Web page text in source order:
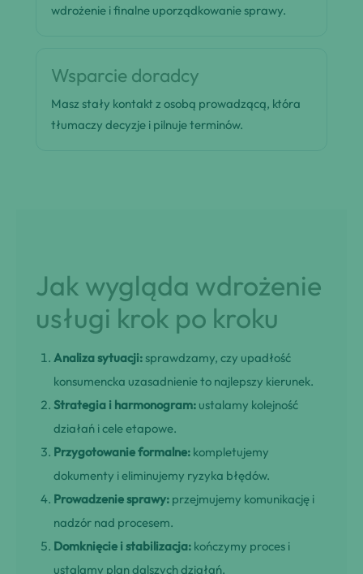
wdrożenie i finalne uporządkowanie sprawy.
Wsparcie doradcy
Masz stały kontakt z osobą prowadzącą, która
tłumaczy decyzje i pilnuje terminów.
Jak wygląda wdrożenie
usługi krok po kroku
Analiza sytuacji: sprawdzamy, czy upadłość
konsumencka uzasadnienie to najlepszy kierunek.
Strategia i harmonogram: ustalamy kolejność
działań i cele etapowe.
Przygotowanie formalne: kompletujemy
dokumenty i eliminujemy ryzyka błędów.
Prowadzenie sprawy: przejmujemy komunikację i
nadzór nad procesem.
Domknięcie i stabilizacja: kończymy proces i
ustalamy plan dalszych działań.